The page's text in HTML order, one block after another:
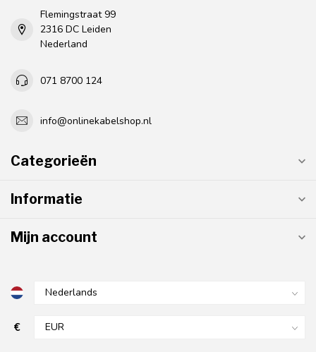
Flemingstraat 99
2316 DC Leiden
Nederland
071 8700 124
info@onlinekabelshop.nl
Categorieën
Informatie
Mijn account
€